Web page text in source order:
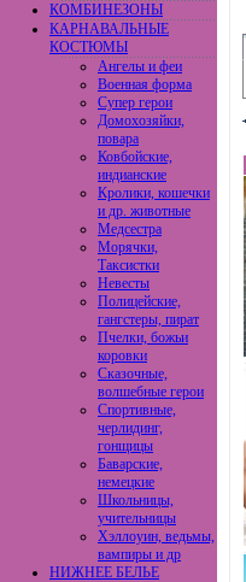
КОМБИНЕЗОНЫ
КАРНАВАЛЬНЫЕ
КОСТЮМЫ
Ангелы и феи
Военная форма
Супер герои
Домохозяйки,
повара
Ковбойские,
индианские
Кролики, кошечки
и др. животные
Медсестра
Морячки,
Таксистки
Невесты
Полицейские,
гангстеры, пират
Пчелки, божьи
коровки
Сказочные,
волшебные герои
Спортивные,
черлидинг,
гонщицы
Баварские,
немецкие
Школьницы,
учительницы
Хэллоуин, ведьмы,
вампиры и др
НИЖНЕЕ БЕЛЬЕ